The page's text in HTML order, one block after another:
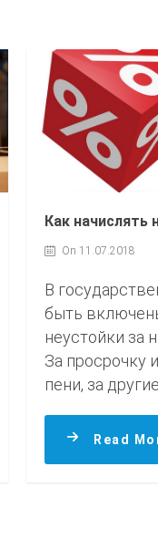
Как начислять
On 11.07.2018
В
быть
неустойки за
За просрочку
пени, за
Read